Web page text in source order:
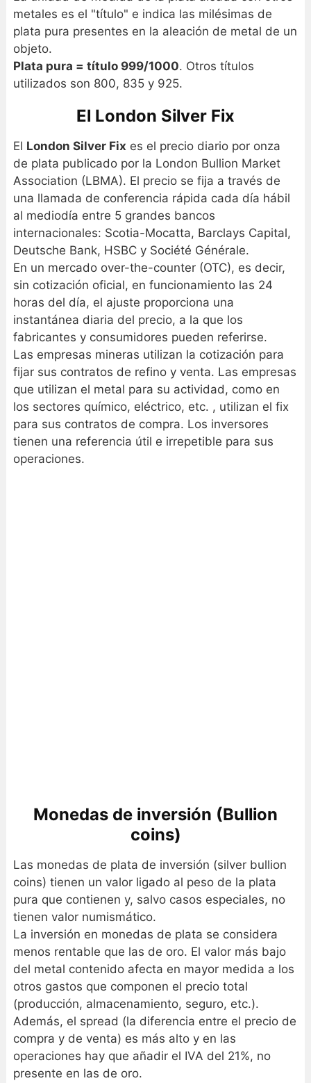
metales es el "título" e indica las milésimas de
plata pura presentes en la aleación de metal de un
objeto.
Plata pura = título 999/1000. Otros títulos
utilizados son 800, 835 y 925.
El London Silver Fix
El London Silver Fix es el precio diario por onza
de plata publicado por la London Bullion Market
Association (LBMA). El precio se fija a través de
una llamada de conferencia rápida cada día hábil
al mediodía entre 5 grandes bancos
internacionales: Scotia-Mocatta, Barclays Capital,
Deutsche Bank, HSBC y Société Générale.
En un mercado over-the-counter (OTC), es decir,
sin cotización oficial, en funcionamiento las 24
horas del día, el ajuste proporciona una
instantánea diaria del precio, a la que los
fabricantes y consumidores pueden referirse.
Las empresas mineras utilizan la cotización para
fijar sus contratos de refino y venta. Las empresas
que utilizan el metal para su actividad, como en
los sectores químico, eléctrico, etc. , utilizan el fix
para sus contratos de compra. Los inversores
tienen una referencia útil e irrepetible para sus
operaciones.
Monedas de inversión (Bullion
coins)
Las monedas de plata de inversión (silver bullion
coins) tienen un valor ligado al peso de la plata
pura que contienen y, salvo casos especiales, no
tienen valor numismático.
La inversión en monedas de plata se considera
menos rentable que las de oro. El valor más bajo
del metal contenido afecta en mayor medida a los
otros gastos que componen el precio total
(producción, almacenamiento, seguro, etc.).
Además, el spread (la diferencia entre el precio de
compra y de venta) es más alto y en las
operaciones hay que añadir el IVA del 21%, no
presente en las de oro.